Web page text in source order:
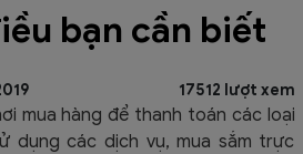
bạn cần biết
17512 lượt xem
mua hàng để thanh toán các loại
dụng các dịch vụ, mua sắm trực